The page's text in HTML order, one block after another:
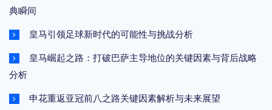
典瞬间
皇马引领足球新时代的可能性与挑战分析
皇马崛起之路：打破巴萨主导地位的关键因素与背后战略
分析
申花重返亚冠前八之路关键因素解析与未来展望